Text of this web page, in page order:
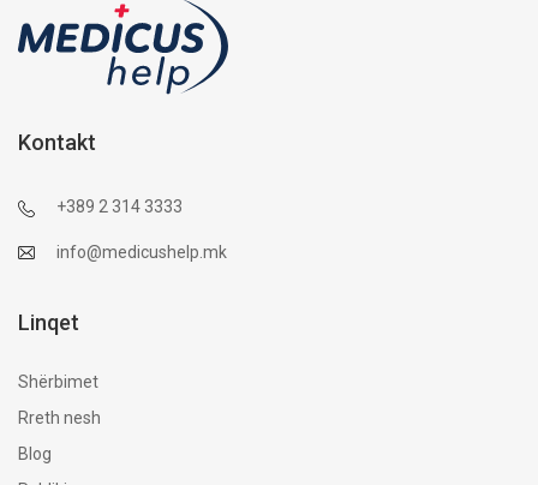
Kontakt
+389 2 314 3333
info@medicushelp.mk
Linqet
Shërbimet
Rreth nesh
Blog